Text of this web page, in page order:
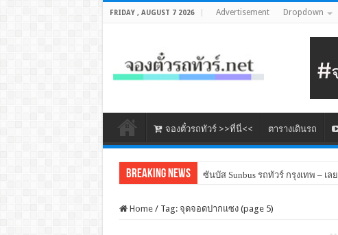
FRIDAY , AUGUST 7 2026 Advertisement Dropdown
จองตั๋วรถทัวร์ >>ที่นี่<< ตารางเดินรถ
Breaking News ซันบัส Sunbus รถทัวร์ กรุงเทพ – เลย
Home / Tag: จุดจอดปากแซง(page 5)